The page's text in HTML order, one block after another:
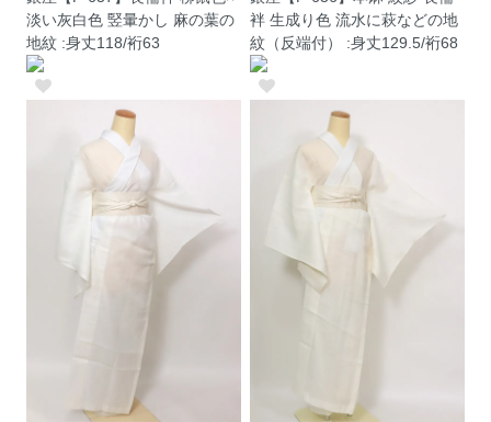
淡い灰白色 竪暈かし 麻の葉の
地紋 :身丈118/裄63
袢 生成り色 流水に萩などの地
紋（反端付） :身丈129.5/裄68